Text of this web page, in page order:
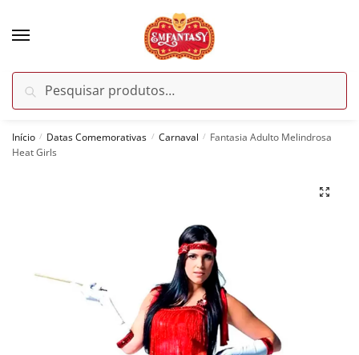
por:
Pesquisar
Início / Datas Comemorativas / Carnaval / Fantasia Adulto Melindrosa
Heat Girls
🔍